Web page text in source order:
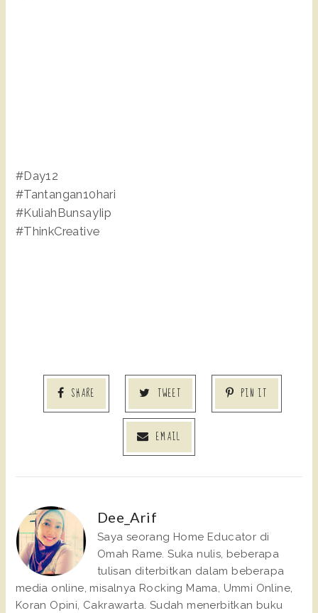
#Day12
#Tantangan10hari
#KuliahBunsayIip
#ThinkCreative
SHARE TWEET PIN IT
EMAIL
Dee_Arif
Saya seorang Home Educator di
Omah Rame. Suka nulis, beberapa
tulisan diterbitkan dalam beberapa
media online, misalnya Rocking Mama, Ummi Online,
Koran Opini, Cakrawarta. Sudah menerbitkan buku